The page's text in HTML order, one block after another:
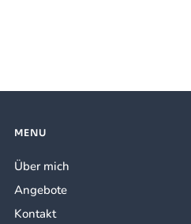
MENU
Über mich
Angebote
Kontakt